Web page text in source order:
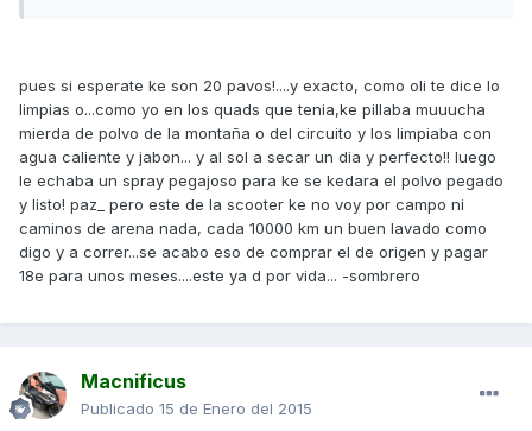
pues si esperate ke son 20 pavos!....y exacto, como oli te dice lo
limpias o...como yo en los quads que tenia,ke pillaba muuucha
mierda de polvo de la montaña o del circuito y los limpiaba con
agua caliente y jabon... y al sol a secar un dia y perfecto!! luego
le echaba un spray pegajoso para ke se kedara el polvo pegado
y listo! paz_ pero este de la scooter ke no voy por campo ni
caminos de arena nada, cada 10000 km un buen lavado como
digo y a correr...se acabo eso de comprar el de origen y pagar
18e para unos meses....este ya d por vida... -sombrero
Macnificus
Publicado 15 de Enero del 2015